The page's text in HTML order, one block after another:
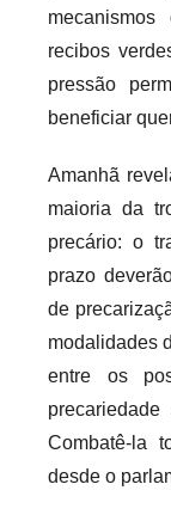
recibos
pressão
beneficiar
Amanhã
maioria da
precário: o
prazo
de
modalidades
entre os
Combatê-la
desde o